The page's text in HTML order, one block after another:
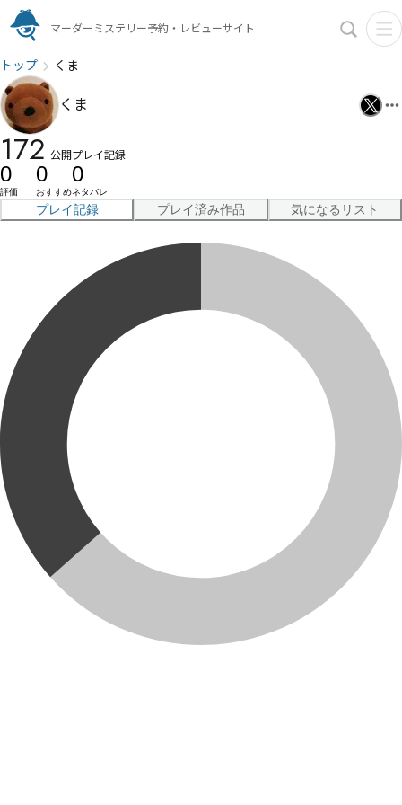
マーダーミステリー予約・レビューサイト
トップ くま
くま
172 公開プレイ記録
0
評価
0
おすすめ
0
ネタバレ
プレイ記録 プレイ済み作品 気になるリスト